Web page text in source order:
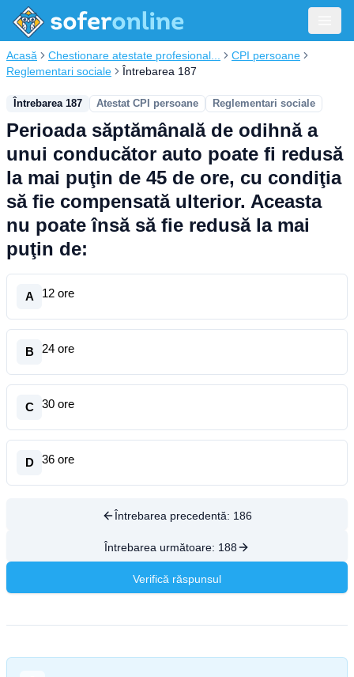
Acasă Chestionare atestate profesional...
CPI persoane
Reglementari sociale
Întrebarea 187
Întrebarea 187 Atestat CPI persoane Reglementari sociale
Perioada săptămânală de odihnă a
unui conducător auto poate fi redusă
la mai puţin de 45 de ore, cu condiţia
să fie compensată ulterior. Aceasta
nu poate însă să fie redusă la mai
puţin de:
A 12 ore
B 24 ore
C 30 ore
D 36 ore
Întrebarea precedentă: 186
Întrebarea următoare: 188
Verifică răspunsul